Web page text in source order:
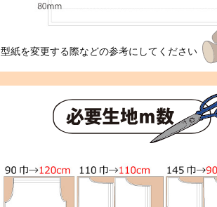
型紙を変更する際などの参考にしてください